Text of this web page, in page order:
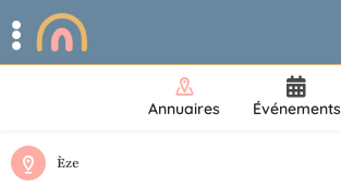
Annuaires Événements
Èze